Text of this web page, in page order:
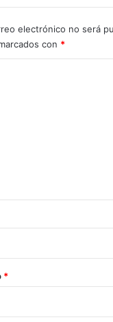
electrónico no será
con *
*